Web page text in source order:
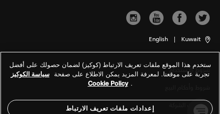
Kuwait
|
English
شروط الاستخدام
معلومات الشركة
ستخدم هذا الموقع ملفات تعريف الارتباط (كوكيز) لضمان حصولك على أفضل
تجربة على موقعنا. لمعرفة المزيد يمكن الاطلاع على صفحة سياسة الكوكيز
.
Cookie Policy
إعدادات ملفات تعريف الارتباط